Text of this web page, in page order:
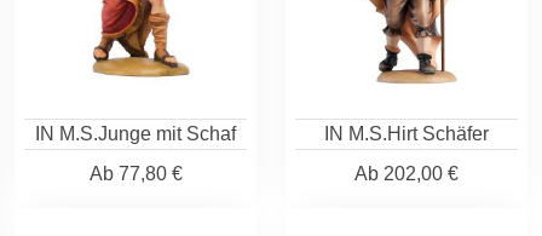
IN M.S.Junge mit Schaf
Ab77,80 €
IN M.S.Hirt Schäfer
Ab 202,00 €